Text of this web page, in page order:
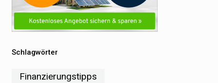
Schlagwörter
Finanzierungstipps